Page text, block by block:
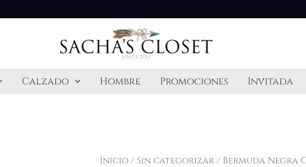
Calzado Hombre Promociones Invitada
Inicio/ Sin categorizar/ Bermuda Negra
Bermuda